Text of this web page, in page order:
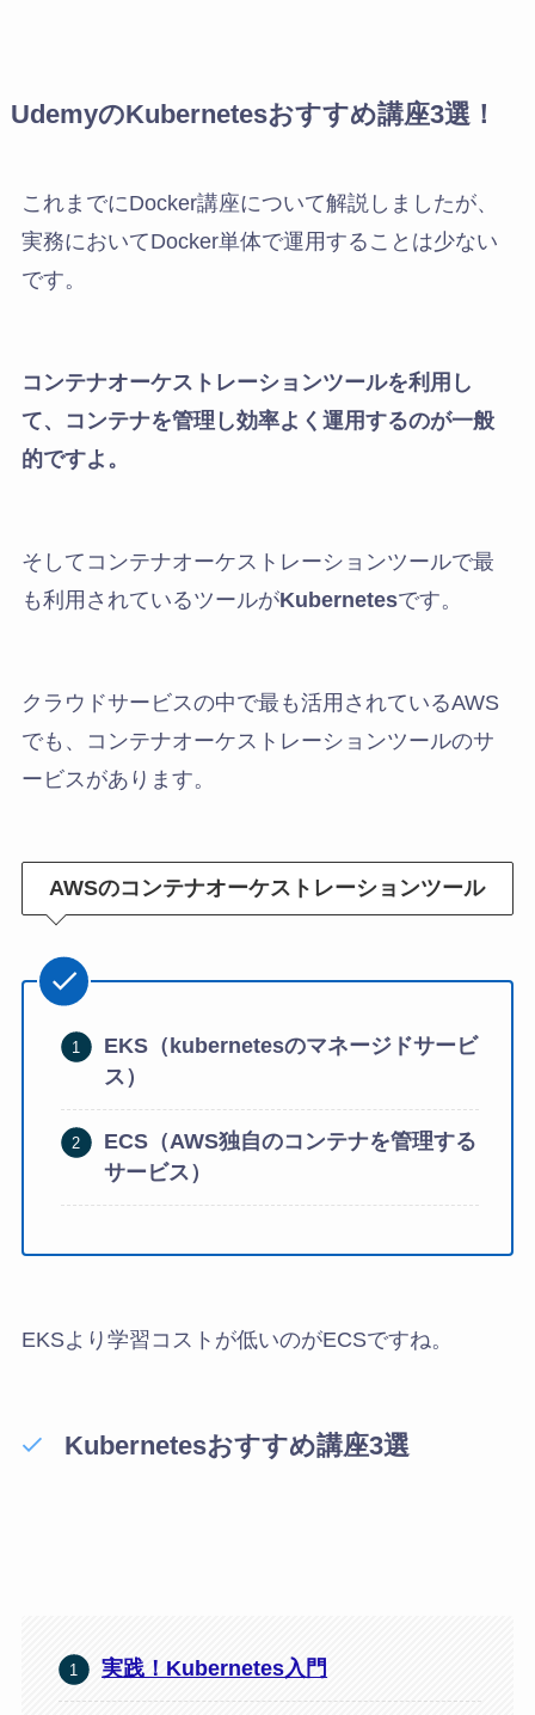
UdemyのKubernetesおすすめ講座3選！
これまでにDocker講座について解説しましたが、
実務においてDocker単体で運用することは少ない
です。
コンテナオーケストレーションツールを利用し
て、コンテナを管理し効率よく運用するのが一般
的ですよ。
そしてコンテナオーケストレーションツールで最
も利用されているツールがKubernetesです。
クラウドサービスの中で最も活用されているAWS
でも、コンテナオーケストレーションツールのサ
ービスがあります。
AWSのコンテナオーケストレーションツール
EKS（kubernetesのマネージドサービ
ス）
ECS（AWS独自のコンテナを管理する
サービス）
EKSより学習コストが低いのがECSですね。
Kubernetesおすすめ講座3選
実践！Kubernetes入門